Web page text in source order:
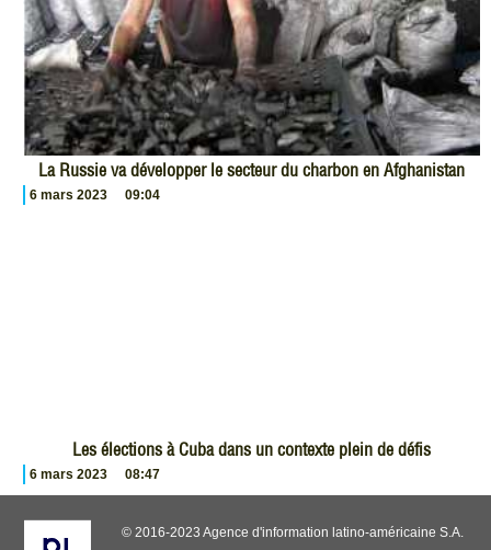
La Russie va développer le secteur du charbon en Afghanistan
6 mars 2023 09:04
Les élections à Cuba dans un contexte plein de défis
6 mars 2023 08:47
© 2016-2023 Agence d'information latino-américaine S.A.